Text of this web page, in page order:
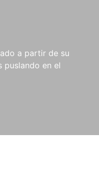
a partir de su
puslando en el